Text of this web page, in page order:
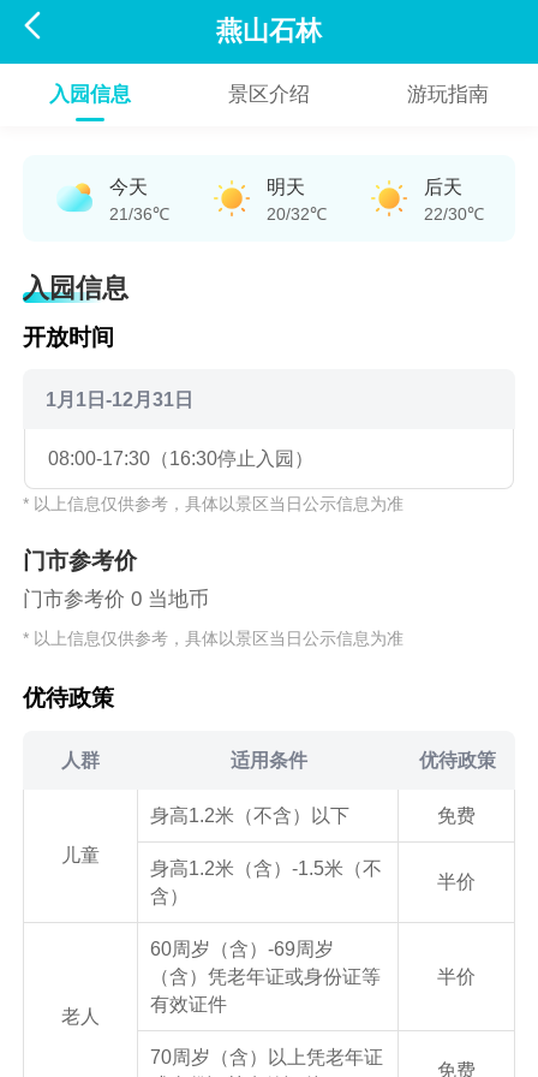
 燕山石林
入园信息 景区介绍 游玩指南
今天
21/36℃
明天
20/32℃
后天
22/30℃
入园信息
开放时间
1月1日-12月31日
08:00-17:30（16:30停止入园）
* 以上信息仅供参考，具体以景区当日公示信息为准
门市参考价
门市参考价 0 当地币
* 以上信息仅供参考，具体以景区当日公示信息为准
优待政策
人群 适用条件 优待政策
儿童
身高1.2米（不含）以下 免费
身高1.2米（含）-1.5米（不
含）
半价
老人
60周岁（含）-69周岁
（含）凭老年证或身份证等
有效证件
半价
70周岁（含）以上凭老年证
免费